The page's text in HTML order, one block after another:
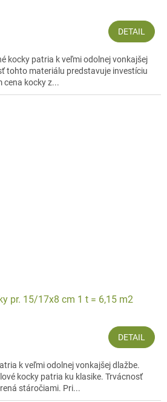
DETAIL
kocky patria k veľmi odolnej vonkajšej
tohto materiálu predstavuje investíciu
cena kocky z...
pr. 15/17x8 cm 1 t = 6,15 m2
DETAIL
k veľmi odolnej vonkajšej dlažbe.
kocky patria ku klasike. Trvácnosť
stáročiami. Pri...